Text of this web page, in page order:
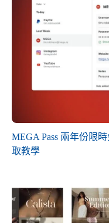
MEGA Pass 兩年份限
取教學